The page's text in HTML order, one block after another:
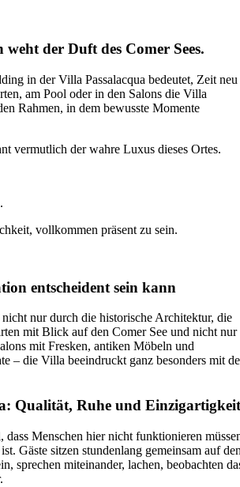
weht der Duft des Comer Sees.
in der Villa Passalacqua bedeutet, Zeit neu
am Pool oder in den Salons die Villa
Rahmen, in dem bewusste Momente
vermutlich der wahre Luxus dieses Ortes.
vollkommen präsent zu sein.
entscheident sein kann
nur durch die historische Architektur, die
mit Blick auf den Comer See und nicht nur
mit Fresken, antiken Möbeln und
– die Villa beeindruckt ganz besonders mit
Qualität, Ruhe und Einzigartigkeit
dass Menschen hier nicht funktionieren
Gäste sitzen stundenlang gemeinsam auf
sprechen miteinander, lachen, beobachten